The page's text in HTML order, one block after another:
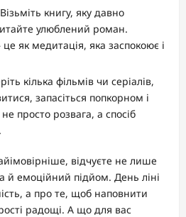
Візьміть книгу, яку давно
улюблений роман.
як медитація, яка заспокоює і
кілька фільмів чи серіалів,
запасіться попкорном і
просто розвага, а спосіб
відчуєте не лише
й емоційний підйом. День ліні
а про те, щоб наповнити
радощі. А що для вас